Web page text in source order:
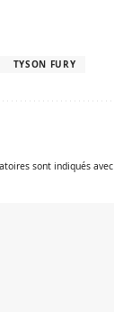
TYSON FURY
sont indiqués avec